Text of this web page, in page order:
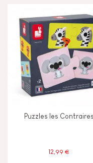
Puzzles les Contraires
12,99 €